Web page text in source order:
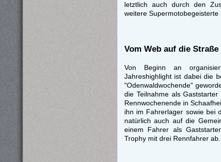
letztlich auch durch den
weitere
Vom Web auf die Straße
Von Beginn an
Jahreshighlight ist dabei die
"Odenwaldwochende"
die Teilnahme als
Rennwochenende in
ihn im Fahrerlager sowie bei
natürlich auch auf die
einem Fahrer als
Trophy mit drei Rennfahrer ab.